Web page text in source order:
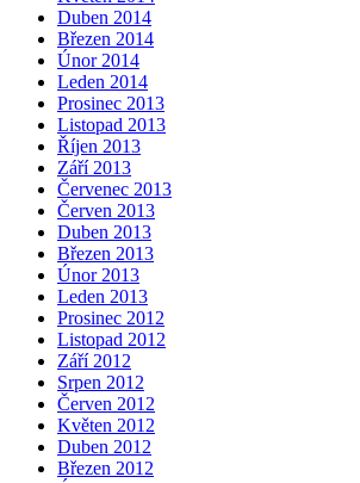
Duben 2014
Březen 2014
Únor 2014
Leden 2014
Prosinec 2013
Listopad 2013
Říjen 2013
Září 2013
Červenec 2013
Červen 2013
Duben 2013
Březen 2013
Únor 2013
Leden 2013
Prosinec 2012
Listopad 2012
Září 2012
Srpen 2012
Červen 2012
Květen 2012
Duben 2012
Březen 2012